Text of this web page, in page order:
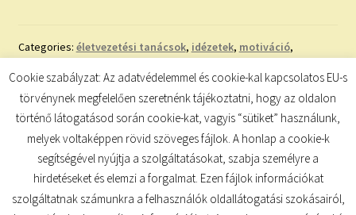
Categories: életvezetési tanácsok, idézetek, motiváció,
Tags: a szív útja, boldogság,idézet, inspiráció,önbecsülés,
önbizalom
Cookie szabályzat: Az adatvédelemmel és cookie-kal kapcsolatos EU-s
törvénynek megfelelően szeretnénk tájékoztatni, hogy az oldalon
történő látogatásod során cookie-kat, vagyis “sütiket” használunk,
melyek voltaképpen rövid szöveges fájlok. A honlap a cookie-k
segítségével nyújtja a szolgáltatásokat, szabja személyre a
hirdetéseket és elemzi a forgalmat. Ezen fájlok információkat
szolgáltatnak számunkra a felhasználók oldallátogatási szokásairól,